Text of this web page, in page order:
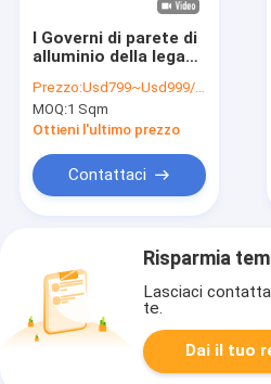
I Governi di parete di
alluminio della lega
di esposizione del
LED della
pressofusione
Prezzo:Usd799~Usd999/Sqm( Price is negotiable )
MOQ:1 Sqm
Ottieni l'ultimo prezzo
Contattaci
Risparmia
Lasciaci
te.
Dai il tuo